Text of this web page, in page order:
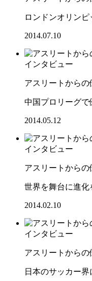
ロンドンオリン
2014.07.10
インタビュー
アスリートから
中国プロリーグ
2014.05.12
インタビュー
アスリートから
世界を舞台に進
2014.02.10
インタビュー
アスリートから
日本のサッカー